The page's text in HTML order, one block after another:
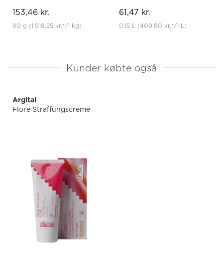
153,46 kr.
80 g (1.918,25 kr.*/1 kg)
61,47 kr.
0.15 L (409,80 kr.*/1 L)
Kunder købte også
Argital
Floré Straffungscreme